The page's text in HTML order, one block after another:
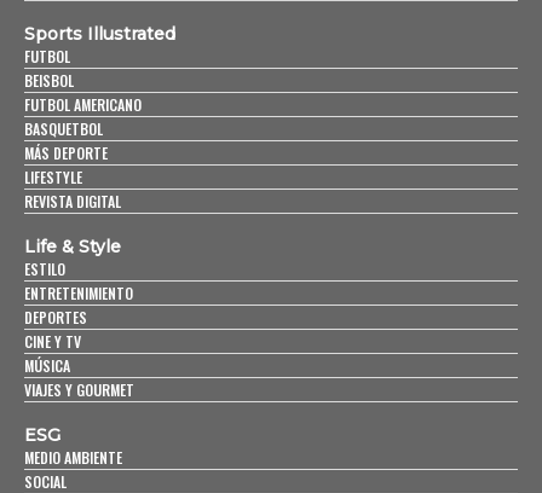
Sports Illustrated
FUTBOL
BEISBOL
FUTBOL AMERICANO
BASQUETBOL
MÁS DEPORTE
LIFESTYLE
REVISTA DIGITAL
Life & Style
ESTILO
ENTRETENIMIENTO
DEPORTES
CINE Y TV
MÚSICA
VIAJES Y GOURMET
ESG
MEDIO AMBIENTE
SOCIAL